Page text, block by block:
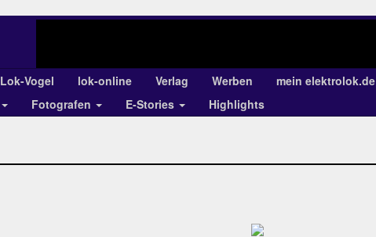
Lok-Vogel lok-online Verlag Werben mein elektrolok.de
Fotografen E-Stories Highlights